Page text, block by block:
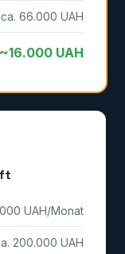
ca. 66.000 UAH
~16.000 UAH
UAH/Monat
200.000 UAH